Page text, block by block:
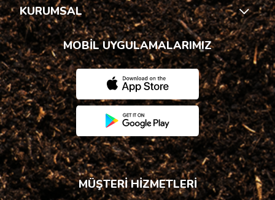
KURUMSAL
MOBİL UYGULAMALARIMIZ
MÜŞTERİ HİZMETLERİ